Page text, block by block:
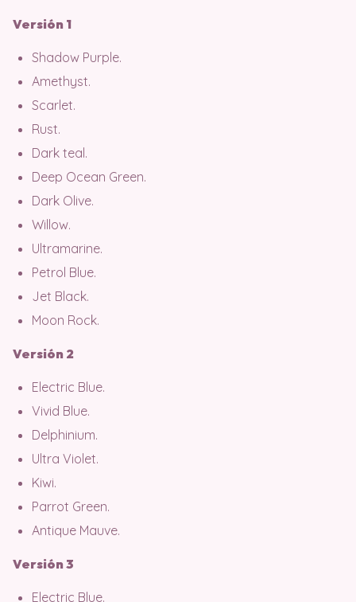
Versión 1
Shadow Purple.
Amethyst.
Scarlet.
Rust.
Dark teal.
Deep Ocean Green.
Dark Olive.
Willow.
Ultramarine.
Petrol Blue.
Jet Black.
Moon Rock.
Versión 2
Electric Blue.
Vivid Blue.
Delphinium.
Ultra Violet.
Kiwi.
Parrot Green.
Antique Mauve.
Versión 3
Electric Blue.